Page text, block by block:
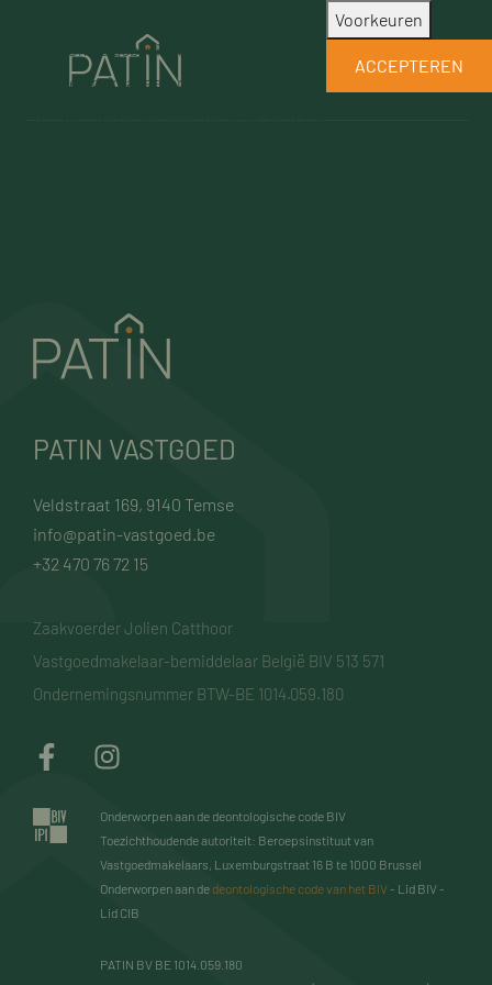
PATIN VASTGOED
Veldstraat 169, 9140 Temse
info@patin-vastgoed.be
+32 470 76 72 15
Zaakvoerder Jolien Catthoor
Vastgoedmakelaar-bemiddelaar België BIV 513 571
Ondernemingsnummer BTW-BE 1014.059.180
Onderworpen aan de deontologische code BIV
Toezichthoudende autoriteit: Beroepsinstituut van
Vastgoedmakelaars, Luxemburgstraat 16 B te 1000 Brussel
Onderworpen aan de deontologische code van het BIV- Lid BIV -
Lid CIB
PATIN BV BE 1014.059.180
cookies. Om je gebruikerservaring op onze
website te optimaliseren maken we ook
Voorkeuren
ACCEPTEREN